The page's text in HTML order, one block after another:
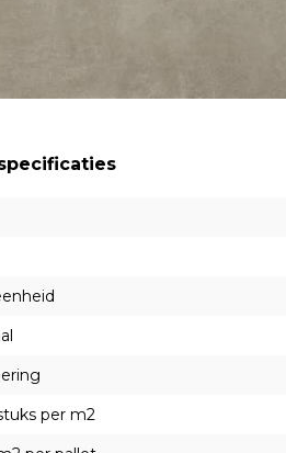
per m2